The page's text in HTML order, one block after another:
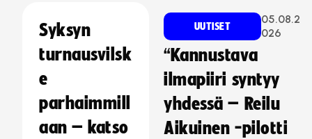
Syksyn
turnausvilsk
e
parhaimmill
aan – katso
UUTISET
05.08.2
026
“Kannustava
ilmapiiri syntyy
yhdessä – Reilu
Aikuinen -pilotti